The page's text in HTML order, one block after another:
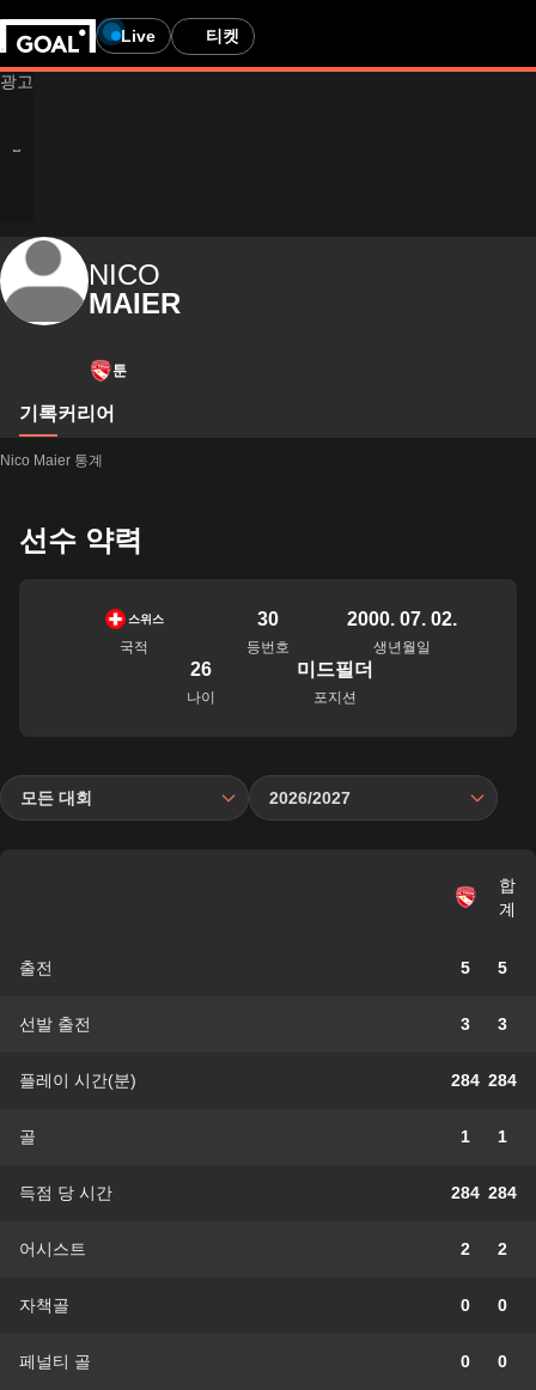
Live 티켓
NICO
MAIER
툰
기록커리어
Nico Maier 통계
선수 약력
스위스
국적
30
등번호
2000. 07. 02.
생년월일
26
나이
미드필더
포지션
모든 대회 2026/2027
합
계
출전 5 5
선발 출전 3 3
플레이 시간(분) 284 284
골 1 1
득점 당 시간 284 284
어시스트 2 2
자책골 0 0
페널티 골 0 0